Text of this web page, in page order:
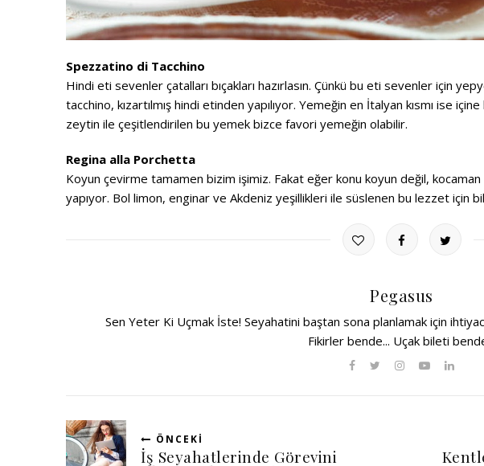
Spezzatino di Tacchino
Hindi eti sevenler çatalları bıçakları hazırlasın. Çünkü bu eti sevenler için
tacchino, kızartılmış hindi etinden yapılıyor. Yemeğin en İtalyan kısmı ise
zeytin ile çeşitlendirilen bu yemek bizce favori yemeğin olabilir.
Regina alla Porchetta
Koyun çevirme tamamen bizim işimiz. Fakat eğer konu koyun değil, kocaman
yapıyor. Bol limon, enginar ve Akdeniz yeşillikleri ile süslenen bu lezzet için
Pegasus
Sen Yeter Ki Uçmak İste! Seyahatini baştan sona planlamak için
Fikirler bende... Uçak bileti
ÖNCEKI
İş Seyahatlerinde Görevini